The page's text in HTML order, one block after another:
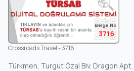
3716
Crossroads Travel - 3716
Türkmen, Turgut Özal Blv. Dragon Apt.